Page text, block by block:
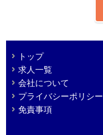
トップ
求人一覧
会社について
プライバシーポリシー
免責事項